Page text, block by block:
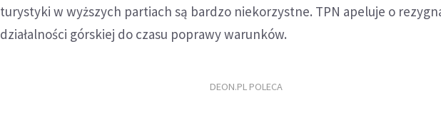
turystyki w wyższych partiach są bardzo niekorzystne. TPN apeluje o
działalności górskiej do czasu poprawy warunków.
DEON.PL POLECA